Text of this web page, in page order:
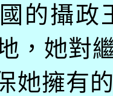
的攝政
，她對
她擁有